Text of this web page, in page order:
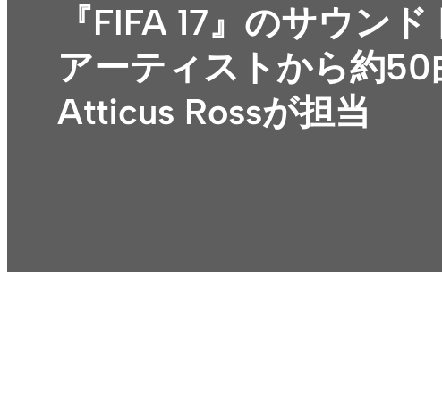
『FIFA 17』のサウン
アーティストから約
Atticus Rossが担当